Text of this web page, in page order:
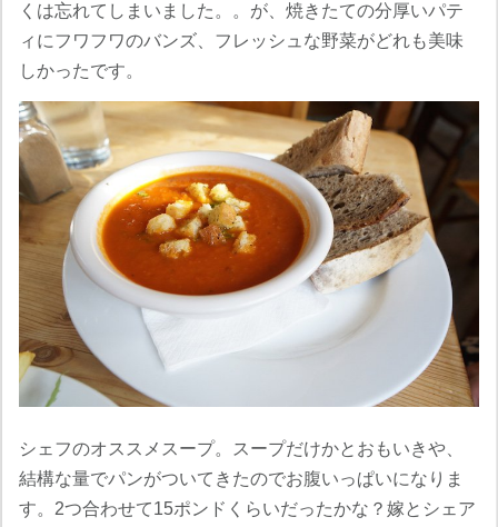
くは忘れてしまいました。。が、焼きたての分厚いパテ
ィにフワフワのバンズ、フレッシュな野菜がどれも美味
しかったです。
シェフのオススメスープ。スープだけかとおもいきや、
結構な量でパンがついてきたのでお腹いっぱいになりま
す。2つ合わせて15ポンドくらいだったかな？嫁とシェア